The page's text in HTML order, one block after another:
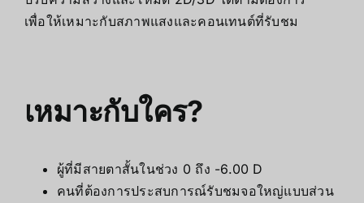
เพื่อให้เหมาะกับสภาพแสงและคอนเทนต์ที่รับชม
เหมาะกับใคร?
ผู้ที่มีสายตาสั้นในช่วง 0 ถึง -6.00 D
คนที่ต้องการประสบการณ์รับชมจอใหญ่แบบส่วน